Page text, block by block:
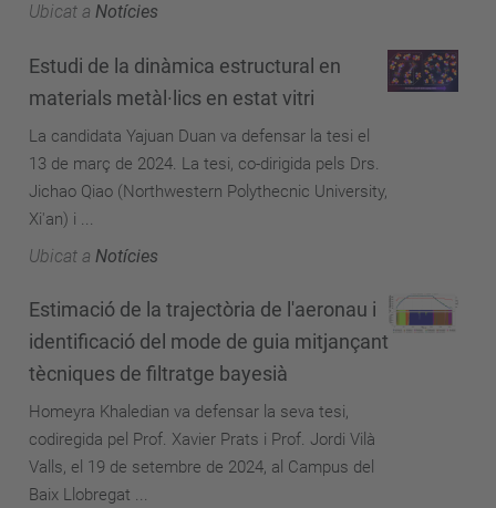
Ubicat a Notícies
Estudi de la dinàmica estructural en
materials metàl·lics en estat vitri
La candidata Yajuan Duan va defensar la tesi el
13 de març de 2024. La tesi, co-dirigida pels Drs.
Jichao Qiao (Northwestern Polythecnic University,
Xi'an) i ...
Ubicat a Notícies
Estimació de la trajectòria de l'aeronau i
identificació del mode de guia mitjançant
tècniques de filtratge bayesià
Homeyra Khaledian va defensar la seva tesi,
codiregida pel Prof. Xavier Prats i Prof. Jordi Vilà
Valls, el 19 de setembre de 2024, al Campus del
Baix Llobregat ...